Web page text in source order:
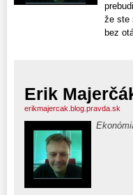
že ste
bez
Erik
erikmajercak.blog.pravda.sk